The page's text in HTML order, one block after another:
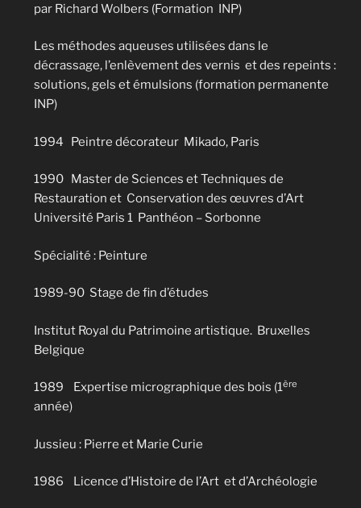
par Richard Wolbers (Formation INP)
Les méthodes aqueuses utilisées dans le
décrassage, l’enlèvement des vernis et des repeints :
solutions, gels et émulsions (formation permanente
INP)
1994 Peintre décorateur Mikado, Paris
1990 Master de Sciences et Techniques de
Restauration et Conservation des œuvres d’Art
Université Paris 1 Panthéon – Sorbonne
Spécialité : Peinture
1989-90 Stage de fin d’études
Institut Royal du Patrimoine artistique. Bruxelles
Belgique
1989 Expertise micrographique des bois (1ère
année)
Jussieu : Pierre et Marie Curie
1986 Licence d’Histoire de l’Art et d’Archéologie